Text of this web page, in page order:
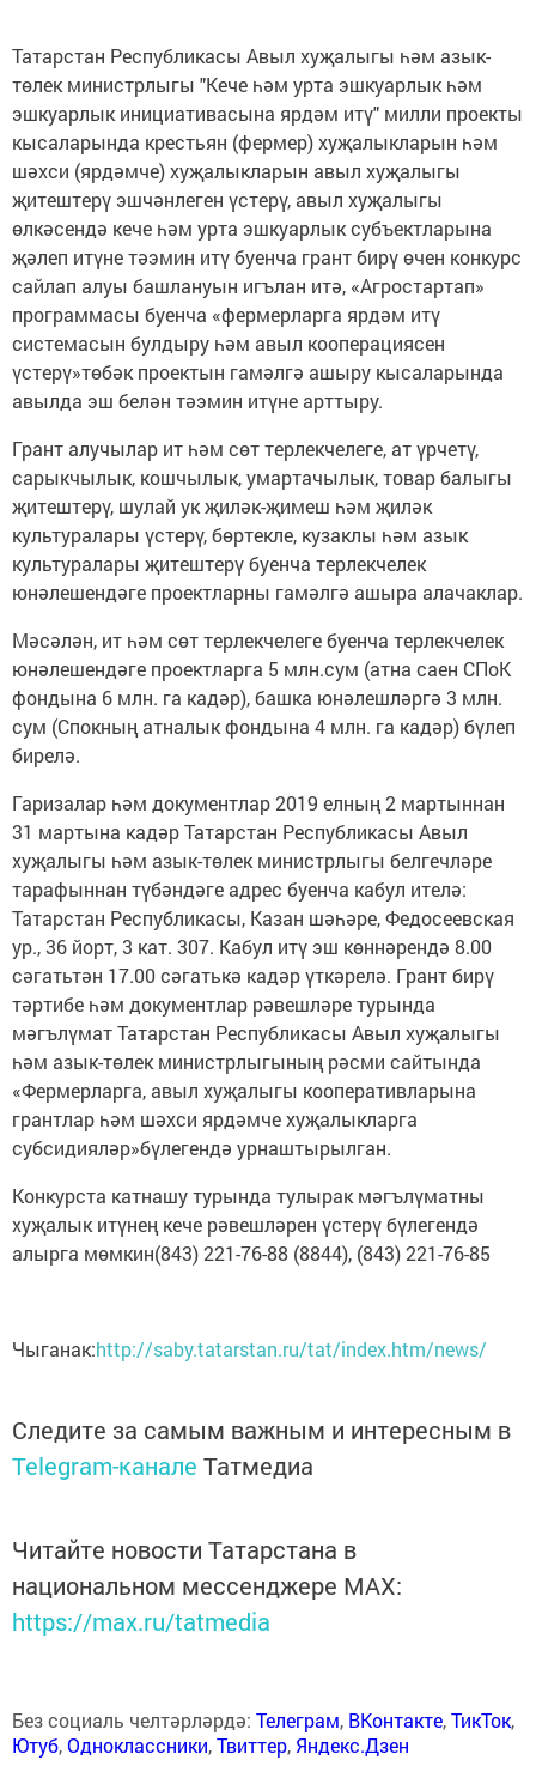
Татарстан Республикасы Авыл хуҗалыгы һәм азык-
төлек министрлыгы "Кече һәм урта эшкуарлык һәм
эшкуарлык инициативасына ярдәм итү" милли проекты
кысаларында крестьян (фермер) хуҗалыкларын һәм
шәхси (ярдәмче) хуҗалыкларын авыл хуҗалыгы
җитештерү эшчәнлеген үстерү, авыл хуҗалыгы
өлкәсендә кече һәм урта эшкуарлык субъектларына
җәлеп итүне тәэмин итү буенча грант бирү өчен конкурс
сайлап алуы башлануын игълан итә, «Агростартап»
программасы буенча «фермерларга ярдәм итү
системасын булдыру һәм авыл кооперациясен
үстерү»төбәк проектын гамәлгә ашыру кысаларында
авылда эш белән тәэмин итүне арттыру.
Грант алучылар ит һәм сөт терлекчелеге, ат үрчетү,
сарыкчылык, кошчылык, умартачылык, товар балыгы
җитештерү, шулай ук җиләк-җимеш һәм җиләк
культуралары үстерү, бөртекле, кузаклы һәм азык
культуралары җитештерү буенча терлекчелек
юнәлешендәге проектларны гамәлгә ашыра алачаклар.
Мәсәлән, ит һәм сөт терлекчелеге буенча терлекчелек
юнәлешендәге проектларга 5 млн.сум (атна саен СПоК
фондына 6 млн. га кадәр), башка юнәлешләргә 3 млн.
сум (Спокның атналык фондына 4 млн. га кадәр) бүлеп
бирелә.
Гаризалар һәм документлар 2019 елның 2 мартыннан
31 мартына кадәр Татарстан Республикасы Авыл
хуҗалыгы һәм азык-төлек министрлыгы белгечләре
тарафыннан түбәндәге адрес буенча кабул ителә:
Татарстан Республикасы, Казан шәһәре, Федосеевская
ур., 36 йорт, 3 кат. 307. Кабул итү эш көннәрендә 8.00
сәгатьтән 17.00 сәгатькә кадәр үткәрелә. Грант бирү
тәртибе һәм документлар рәвешләре турында
мәгълүмат Татарстан Республикасы Авыл хуҗалыгы
һәм азык-төлек министрлыгының рәсми сайтында
«Фермерларга, авыл хуҗалыгы кооперативларына
грантлар һәм шәхси ярдәмче хуҗалыкларга
субсидияләр»бүлегендә урнаштырылган.
Конкурста катнашу турында тулырак мәгълүматны
хуҗалык итүнең кече рәвешләрен үстерү бүлегендә
алырга мөмкин(843) 221-76-88 (8844), (843) 221-76-85
Чыганак:http://saby.tatarstan.ru/tat/index.htm/news/
Следите за самым важным и интересным в
Telegram-канале Татмедиа
Читайте новости Татарстана в
национальном мессенджере MАХ:
https://max.ru/tatmedia
Без социаль челтәрләрдә: Телеграм, ВКонтакте,ТикТок,
Ютуб,Одноклассники,Твиттер, Яндекс.Дзен